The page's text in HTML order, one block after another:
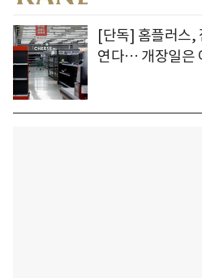
[단독] 홈플러스,
연다… 개장일은